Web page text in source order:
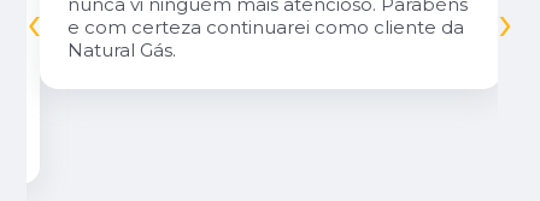
instalação da central de gás do meu
restaurante.
‹ ›